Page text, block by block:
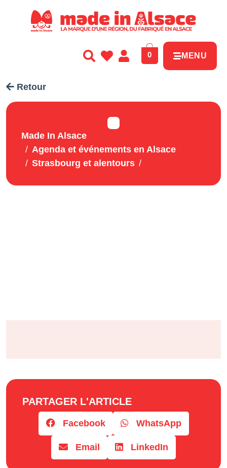
0 MENU
Retour
Made In Alsace
Agenda et événements en Alsace
Strasbourg et alentours
PARTAGER L'ARTICLE
Facebook WhatsApp
Email LinkedIn